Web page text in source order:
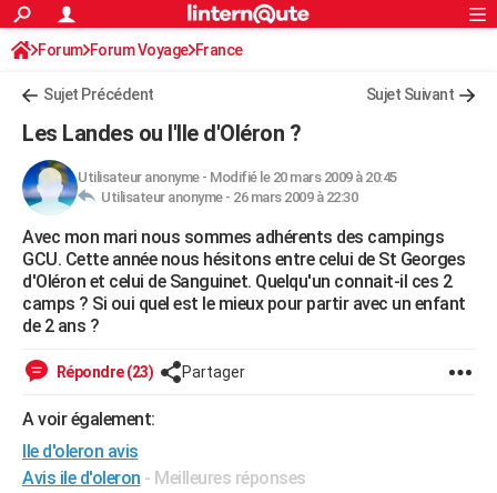
ACTUALITÉS
Politique
Société
Faits Divers
Education
Monde
Villes
+
FINANCE
Retraite
Impôts
Epargne
Immobilier
Risques naturels par ville
Banque
Assurance
Crédit
AUTO
Essais
Réserver un essai
Citadines
Berlines
SUV
Forum auto
+HIGH-TECH
Mobiles
Meilleur smartphone
Internet
Ordinateurs
Jeux vidéo
Guide high-tech
+BRICOLAGE
Forum
Aménagement intérieur
Extérieur
Cuisine
Salle de bains
Jardinage
Rangement
Guides de France
Escapades
Patrimoine
Expositions
Musées
Week-end nature
Art de vivre
Bien-être
Loisirs
Mode
Modes de vie
Alimentation
Guide de la santé
Maladies
Médicaments
Sommeil
VOYAGE
S'inscrire
Connexion
Forum Forum Voyage France
Sujet Précédent Sujet Suivant
Les Landes ou l'Ile d'Oléron ?
Utilisateur anonyme- Modifié le 20 mars 2009 à 20:45
Utilisateur anonyme - 26 mars 2009 à 22:30
Avec mon mari nous sommes adhérents des campings
GCU. Cette année nous hésitons entre celui de St Georges
d'Oléron et celui de Sanguinet. Quelqu'un connait-il ces 2
camps ? Si oui quel est le mieux pour partir avec un enfant
de 2 ans ?
Répondre (23) Partager
A voir également:
Ile d'oleron avis
Avis ile d'oleron - Meilleures réponses